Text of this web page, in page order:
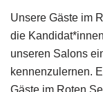
Unsere Gäste im
die
unseren Salons
kennenzulernen.
Gäste im Roten